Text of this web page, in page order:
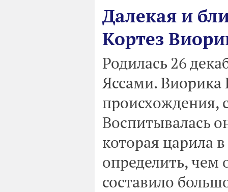
Далекая и
Кортез
Родилась 26
Яссами. Виорика
происхождения,
Воспитывалась
которая царила
определить, чем
составило